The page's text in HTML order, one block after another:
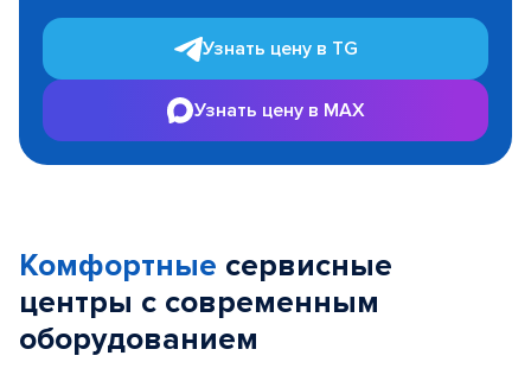
Узнать цену в TG
Узнать цену в MAX
Комфортные сервисные
центры с современным
оборудованием